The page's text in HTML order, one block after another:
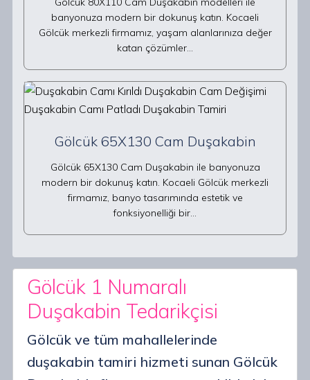
banyonuza modern bir dokunuş katın. Kocaeli
Gölcük merkezli firmamız, yaşam alanlarınıza değer
katan çözümler…
Gölcük 65X130 Cam Duşakabin
Gölcük 65X130 Cam Duşakabin ile banyonuza
modern bir dokunuş katın. Kocaeli Gölcük merkezli
firmamız, banyo tasarımında estetik ve
fonksiyonelliği bir…
Gölcük 1 Numaralı
Duşakabin Tedarikçisi
Gölcük ve tüm mahallelerinde
duşakabin tamiri hizmeti sunan Gölcük